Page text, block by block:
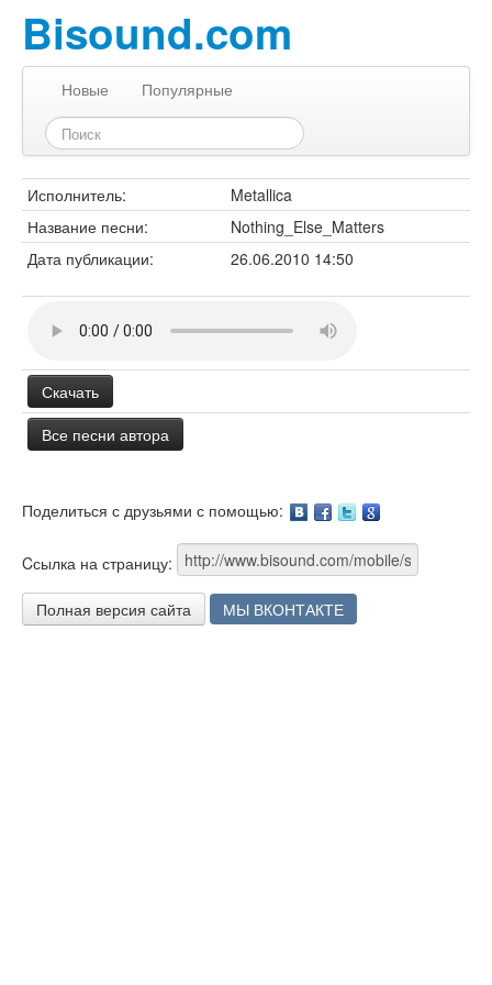
Bisound.com
Новые Популярные
Исполнитель:
Metallica
Название песни:
Nothing_Else_Matters
Дата публикации:
26.06.2010 14:50
Скачать
Все песни автора
Поделиться с друзьями с помощью:
Cсылка на страницу:
Полная версия сайта МЫ ВКОНТАКТЕ